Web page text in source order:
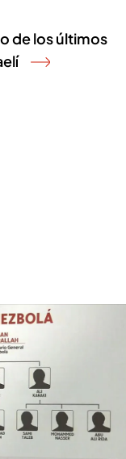
de los últimos
de Hezbolá tras su